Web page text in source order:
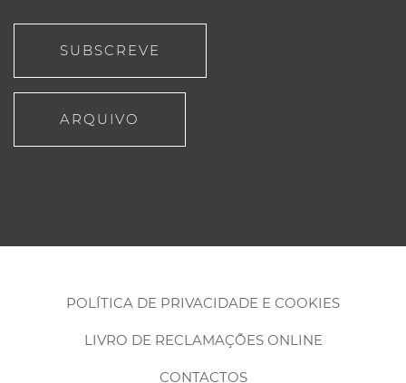
SUBSCREVE
ARQUIVO
POLÍTICA DE PRIVACIDADE E COOKIES
LIVRO DE RECLAMAÇÕES ONLINE
CONTACTOS